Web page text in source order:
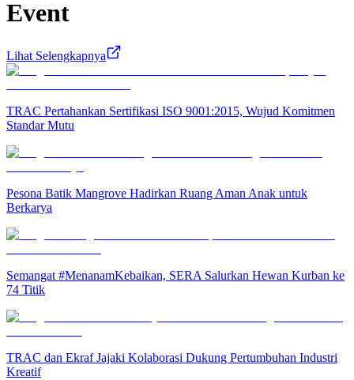
Event
Lihat Selengkapnya
TRAC Pertahankan Sertifikasi ISO 9001:2015, Wujud Komitmen
Standar Mutu
Pesona Batik Mangrove Hadirkan Ruang Aman Anak untuk
Berkarya
Semangat #MenanamKebaikan, SERA Salurkan Hewan Kurban ke
74 Titik
TRAC dan Ekraf Jajaki Kolaborasi Dukung Pertumbuhan Industri
Kreatif